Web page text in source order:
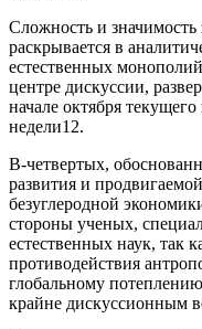
Сложность и
раскрывается в
естественных
центре дискуссии,
начале октября
недели12.
В-четвертых,
развития и
безуглеродной
стороны ученых,
естественных наук, так
противодействия
глобальному
крайне дискуссионным